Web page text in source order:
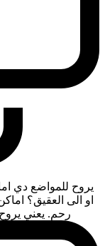
يروح للمواضع دي
او الى العقيق؟
رحم. يعني يروح